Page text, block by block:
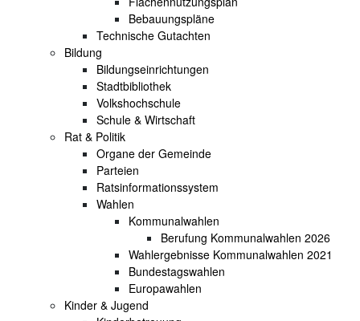
Bebauungspläne
Technische Gutachten
Bildung
Bildungseinrichtungen
Stadtbibliothek
Volkshochschule
Schule & Wirtschaft
Rat & Politik
Organe der Gemeinde
Parteien
Ratsinformationssystem
Wahlen
Kommunalwahlen
Berufung Kommunalwahlen 2026
Wahlergebnisse Kommunalwahlen 2021
Bundestagswahlen
Europawahlen
Kinder & Jugend